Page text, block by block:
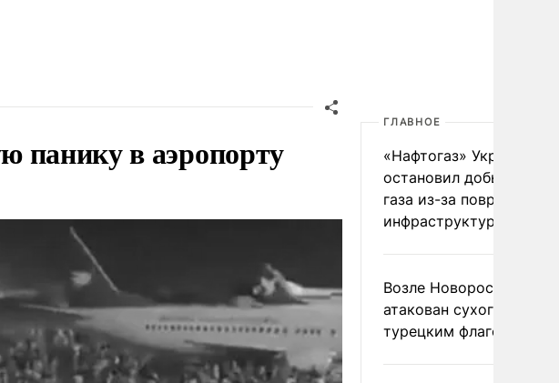
панику в аэропорту
ГЛАВНОЕ
«Нафтогаз» Украины
остановил добычу
газа из-за повреждения
инфраструктуры
Возле Новороссийска
атакован сухогруз под
турецким флагом